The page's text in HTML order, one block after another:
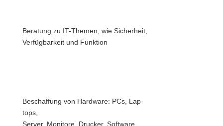
Bera­tung zu IT-The­men, wie Sicher­heit,
Ver­füg­bar­keit und Funk­ti­on
Beschaf­fung von Hard­ware: PCs, Lap­
tops,
Ser­ver, Moni­to­re, Dru­cker, Soft­ware,